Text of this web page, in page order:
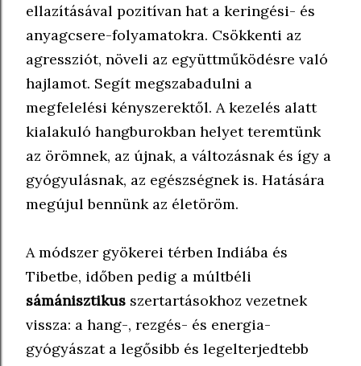
ellazításával pozitívan hat a keringési- és
anyagcsere-folyamatokra. Csökkenti az
agressziót, növeli az együttműködésre való
hajlamot. Segít megszabadulni a
megfelelési kényszerektől. A kezelés alatt
kialakuló hangburokban helyet teremtünk
az örömnek, az újnak, a változásnak és így a
gyógyulásnak, az egészségnek is. Hatására
megújul bennünk az életöröm.
A módszer gyökerei térben Indiába és
Tibetbe, időben pedig a múltbéli
sámánisztikus szertartásokhoz vezetnek
vissza: a hang-, rezgés- és energia-
gyógyászat a legősibb és legelterjedtebb